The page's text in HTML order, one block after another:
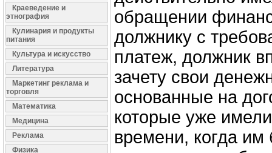
Краеведение и
этнография
Кулинария и продукты
питания
Культура и искусство
Литература
Маркетинг реклама и
торговля
Математика
Медицина
Реклама
Физика
обращении
должнику с
платеж, должник
зачету свои
основанные на
которые уже
времени, когда